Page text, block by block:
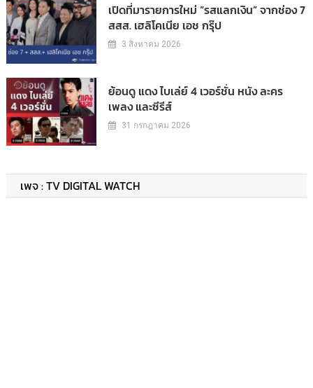
เปิดที่มารายการใหม่ “รสแลกเงิน” จากช่อง 7
สสส. เฮลิโคเนีย เอช กรุ๊ป
3 สิงหาคม 2026
ย้อนดู แดง ไบเล่ย์ 4 เวอร์ชั่น หนัง ละคร
เพลง และซีรีส์
31 กรกฎาคม 2026
เพจ : TV DIGITAL WATCH